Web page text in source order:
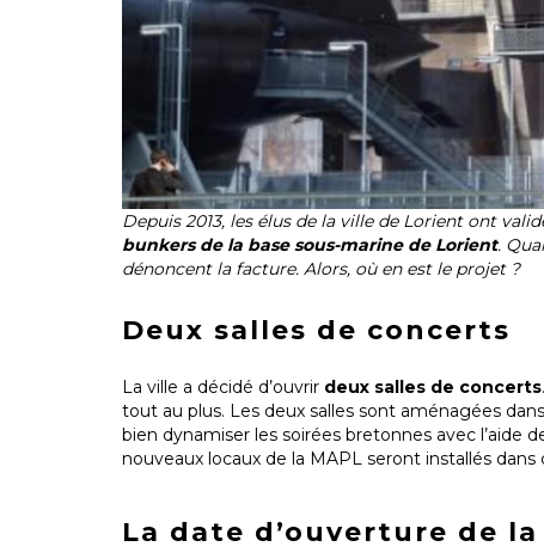
Depuis 2013, les élus de la ville de Lorient ont
bunkers de la base sous-marine de Lorient.
dénoncent la facture. Alors, où en est le projet ?
Deux salles de concerts
La ville a décidé d’ouvrir deux salles de concerts
tout au plus. Les deux salles sont aménagées
bien dynamiser les soirées bretonnes avec l’aide
nouveaux locaux de la MAPL seront installés dans
La date d’ouverture de